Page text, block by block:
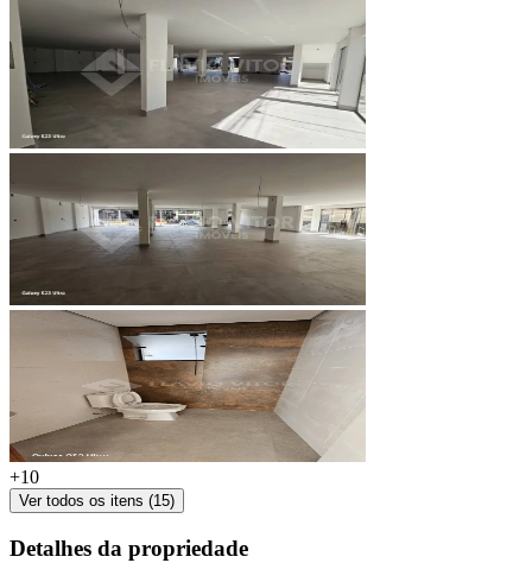
+10
Ver todos os itens (15)
Detalhes da propriedade